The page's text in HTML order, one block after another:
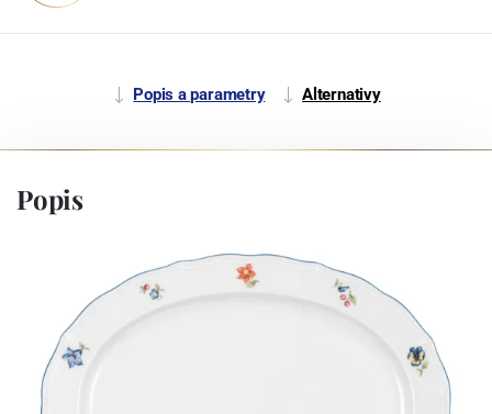
Popis a parametry Alternativy
Popis